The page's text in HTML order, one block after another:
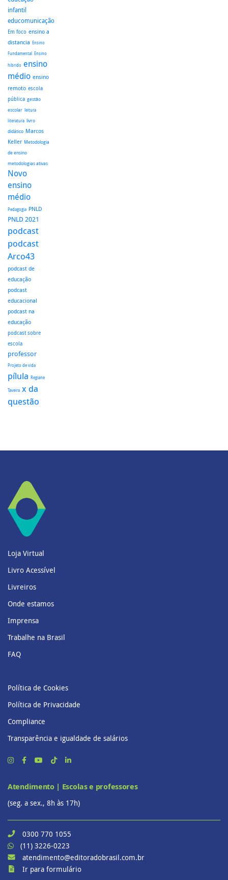
infantil
educomunicação
Em foco ensino a
distancia Ensino
Fundamental Ensino
hibrido ensino
médio ensino
remoto escola
pública gestão
escolar leitura
literatura livro
didático Marcos
Keller Metodologia
de ensino
metodologias ativas
Novo
ensino
médio
Pedagogia PNLD
PNLD 2021
podcast
podcast
Arco43
podcast de
educação
podcast
educacional
podcast na
educação
podcast sobre
escola
professor
Projeto de vida
pílula Regiane
Taveira x da
questão
Loja Virtual
Livro Acessível
Livreiros
Onde estamos
Imprensa
Trabalhe na Brasil
FAQ
Política de Cookies
Política de Privacidade
Compliance
Transparência e igualdade de salários
Atendimento | Escolas e professores
(seg. a sex., 8h às 17h)
0300 770 1055
(11) 3226-0223
atendimento@editoradobrasil.com.br
Ir para formulário